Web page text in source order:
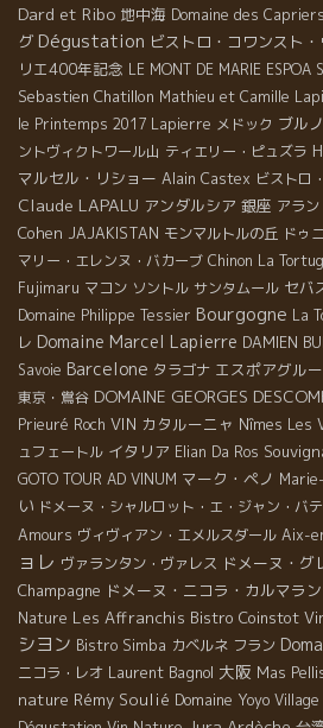
Dard et Ribo 地中海 Domaine des Capriers
グ Dégustation ビストロ・コワンスト・
リエ400年記念 LE MONT DE MARIE ESPOA
Sebastien Chatillon Mathieu et Camille
le Printemps 2017 Lapierre メドック ブル
ントヴィクトワール山 ティエリー・ピュズラ
マルセル・リショー Alain Castex ビストロ
Claude LAPALU アンダルシア 銀座 アラ
Cohen JAJAKISTAN モンマルトルの丘 ドゥ
マリー・エレンヌ・バカーブ Chinon La
Fujimaru マコン ソントル サンタムール セバ
Domaine Philippe Tessier Bourgogne La
レ Domaine Marcel Lapierre DAMIEN
Savoie Barcelone タラゴナ エスポアグル
東京・鴬谷 DOMAINE GEORGES
Prieuré Roch VIN カタルーニャ Nîmes Les
ュフェートル イタリア Elian Da Ros
GOTO TOUR AD VINUM マーク・ペノ
い ドメーヌ・シャルロット・エ・ジャン・バ
Amours ヴィヴィアン・エメルスダール Aix-
ョレ ヴァランタン・ヴァレス ドメーヌ・グ
Champagne ドメーヌ・ニコラ・カルマラン
Nature Les Affranchis Bistro Coinstot
シヨン Bistro Simba カベルネ フラン
ニコラ・レオ Laurent Bagnol 大阪 Mas
nature Rémy Soulié Domaine Yoyo